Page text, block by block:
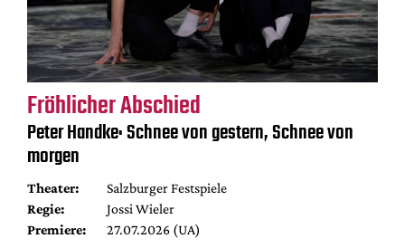
Fröhlicher Abschied
Peter Handke: Schnee von gestern, Schnee von
morgen
Theater:
Salzburger Festspiele
Regie:
Jossi Wieler
Premiere:
27.07.2026 (UA)